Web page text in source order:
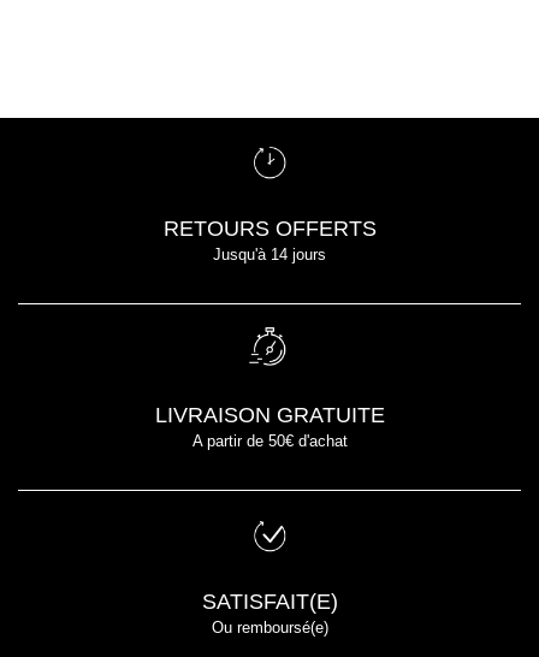
RETOURS OFFERTS
Jusqu'à 14 jours
LIVRAISON GRATUITE
A partir de 50€ d'achat
SATISFAIT(E)
Ou remboursé(e)